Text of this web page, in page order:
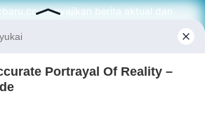
menyajikan berita aktual dan
dari sumber yang tepat.
Follow Kabarbaru